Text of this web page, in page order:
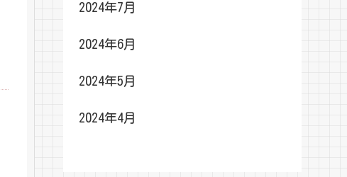
2024年7月
2024年6月
2024年5月
2024年4月